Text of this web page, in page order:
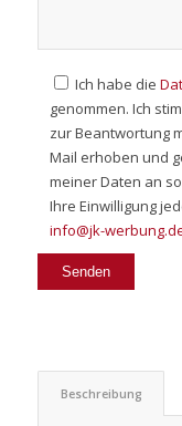
Ich habe die
genommen. Ich
zur Beantwortung
Mail erhoben und
meiner Daten an
Ihre Einwilligung
info@jk-
Beschreibung